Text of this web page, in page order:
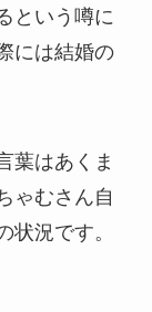
という噂に
には結婚の
葉はあくま
ゃむさん自
状況です。